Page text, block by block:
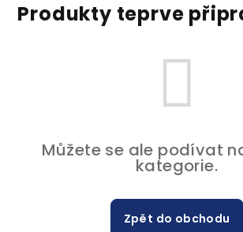
Produkty teprve
Můžete se ale podívat
kategorie.
Zpět do obchodu